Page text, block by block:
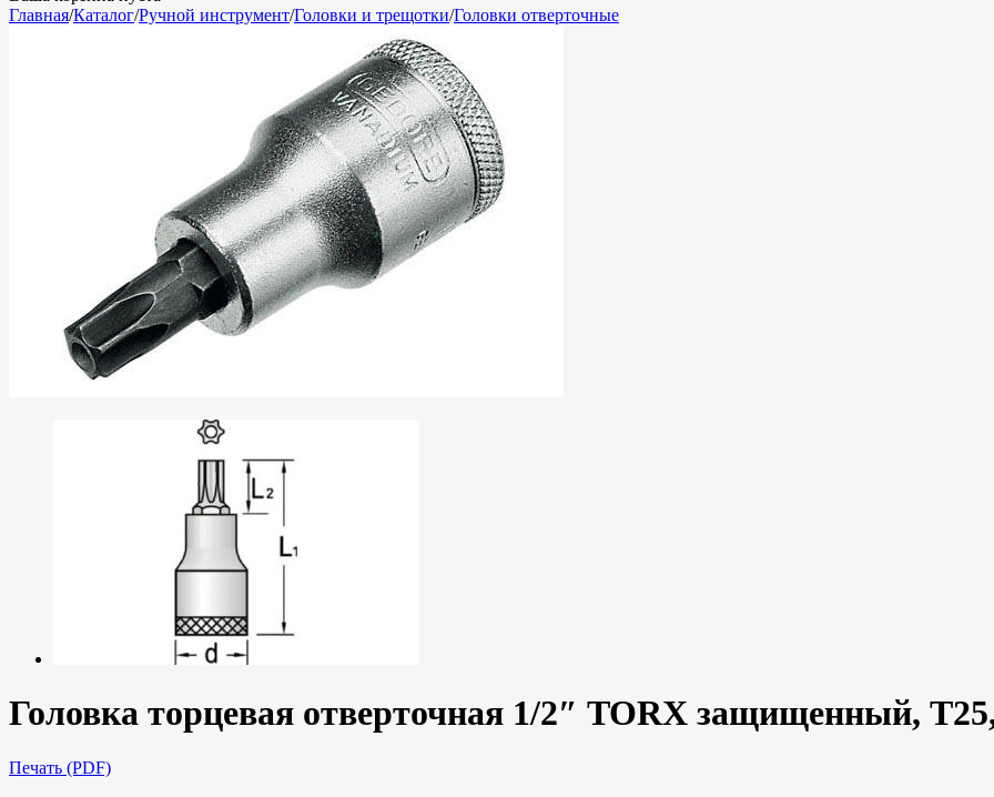
Главная/Каталог/Ручной инструмент/Головки и трещотки/Головки отверточные
Головка торцевая отверточная 1/2″ TORX защищенный,
Печать (PDF)